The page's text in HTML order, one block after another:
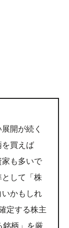
開が続く
を買えば
家も多いで
として「株
かもしれ
定する株主
銘柄」を厳